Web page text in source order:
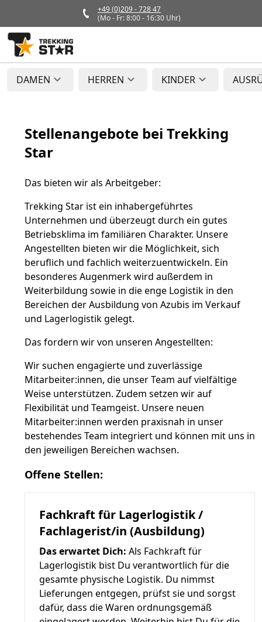
+49 (0)209 - 728 47
(Mo - Fr: 8:00 - 16:30 Uhr)
DAMEN HERREN KINDER
Stellenangebote bei Trekking
Star
Das bieten wir als Arbeitgeber:
Trekking Star ist ein inhabergeführtes
Unternehmen und überzeugt durch ein gutes
Betriebsklima im familiären Charakter. Unsere
Angestellten bieten wir die Möglichkeit, sich
beruflich und fachlich weiterzuentwickeln. Ein
besonderes Augenmerk wird außerdem in
Weiterbildung sowie in die enge Logistik in den
Bereichen der Ausbildung von Azubis im Verkauf
und Lagerlogistik gelegt.
Das fordern wir von unseren Angestellten:
Wir suchen engagierte und zuverlässige
Mitarbeiter:innen, die unser Team auf vielfältige
Weise unterstützen. Zudem setzen wir auf
Flexibilität und Teamgeist. Unsere neuen
Mitarbeiter:innen werden praxisnah in unser
bestehendes Team integriert und können mit uns in
den jeweiligen Bereichen wachsen.
Offene Stellen:
Fachkraft für Lagerlogistik /
Fachlagerist/in (Ausbildung)
Das erwartet Dich: Als Fachkraft für
Lagerlogistik bist Du verantwortlich für die
gesamte physische Logistik. Du nimmst
Lieferungen entgegen, prüfst sie und sorgst
dafür, dass die Waren ordnungsgemäß